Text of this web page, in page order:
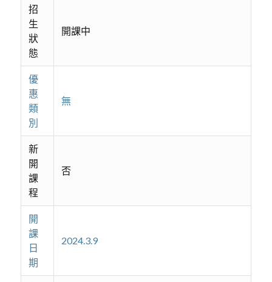
招
生
狀
態
開課中
優
惠
類
別
無
新
開
課
程
否
開
課
日
期
2024.3.9